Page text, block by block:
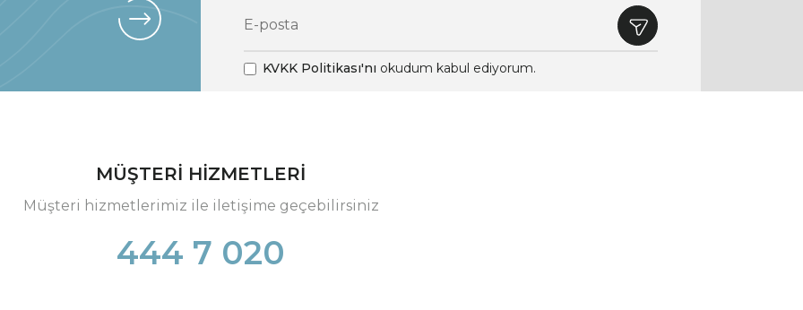
KVKK Politikası'nı okudum kabul ediyorum.
MÜŞTERİ HİZMETLERİ
Müşteri hizmetlerimiz ile iletişime geçebilirsiniz
444 7 020